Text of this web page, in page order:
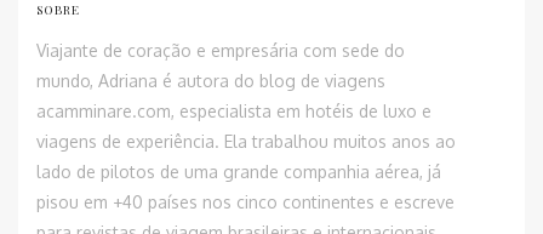
SOBRE
Viajante de coração e empresária com sede do
mundo, Adriana é autora do blog de viagens
acamminare.com, especialista em hotéis de luxo e
viagens de experiência. Ela trabalhou muitos anos ao
lado de pilotos de uma grande companhia aérea, já
pisou em +40 países nos cinco continentes e escreve